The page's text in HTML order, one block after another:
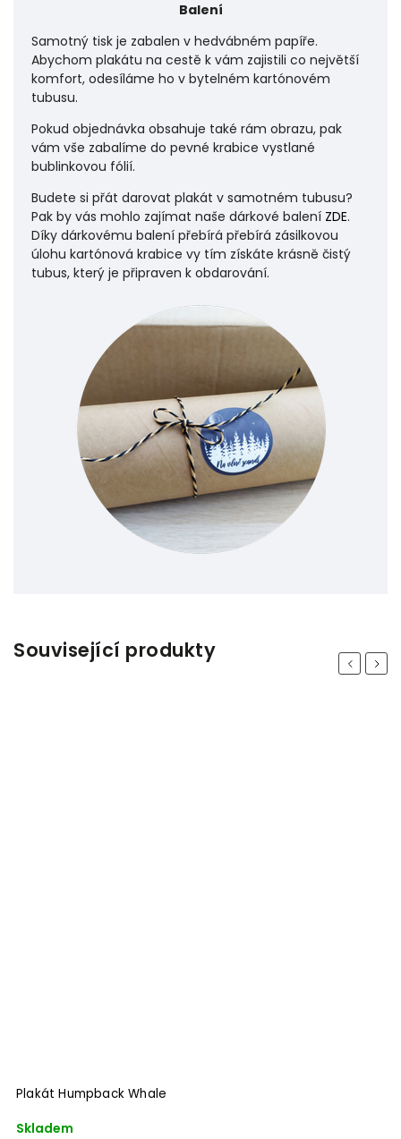
Balení
Samotný tisk je zabalen v hedvábném papíře.
Abychom plakátu na cestě k vám zajistili co největší
komfort, odesíláme ho v bytelném kartónovém
tubusu.
Pokud objednávka obsahuje také rám obrazu, pak
vám vše zabalíme do pevné krabice vystlané
bublinkovou fólií.
Budete si přát darovat plakát v samotném tubusu?
Pak by vás mohlo zajímat naše dárkové balení ZDE.
Díky dárkovému balení přebírá přebírá zásilkovou
úlohu kartónová krabice vy tím získáte krásně čistý
tubus, který je připraven k obdarování.
Související produkty Previous
Plakát Humpback Whale
Skladem
Next